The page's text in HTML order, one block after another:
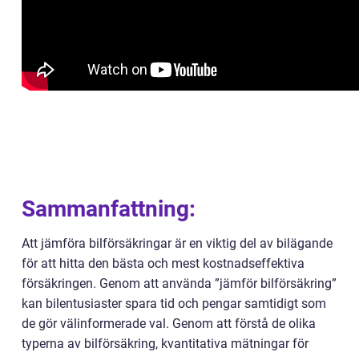
Sammanfattning:
Att jämföra bilförsäkringar är en viktig del av bilägande
för att hitta den bästa och mest kostnadseffektiva
försäkringen. Genom att använda ”jämför bilförsäkring”
kan bilentusiaster spara tid och pengar samtidigt som
de gör välinformerade val. Genom att förstå de olika
typerna av bilförsäkring, kvantitativa mätningar för